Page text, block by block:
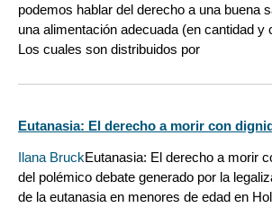
podemos hablar del derecho a una buena
una alimentación adecuada (en cantidad y
Los cuales son distribuidos por
Eutanasia: El derecho a morir con
Ilana BruckEutanasia: El derecho a morir
del polémico debate generado por la
de la eutanasia en menores de edad en